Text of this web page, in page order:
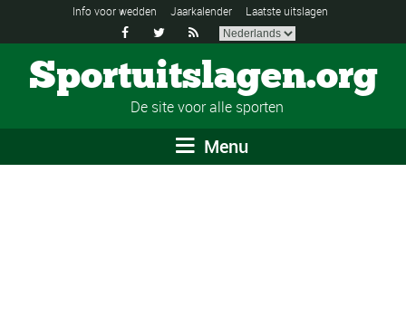
Info voor wedden Jaarkalender Laatste uitslagen
  
Sportuitslagen.org
De site voor alle sporten
Menu